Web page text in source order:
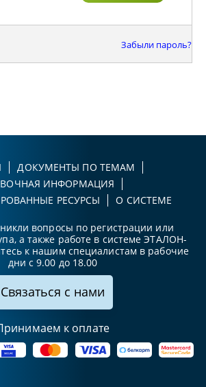
Забыли пароль?
ДОКУМЕНТЫ ПО ТЕМАМ
ИНФОРМАЦИЯ
РЕСУРСЫ
О СИСТЕМЕ
вопросы по регистрации или
а также работе в системе ЭТАЛОН-
к нашим специалистам в рабочие
дни с 9.00 до 18.00
Связаться с нами
к оплате